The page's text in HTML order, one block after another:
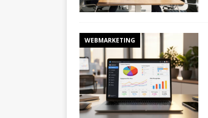
WEBMARKETING